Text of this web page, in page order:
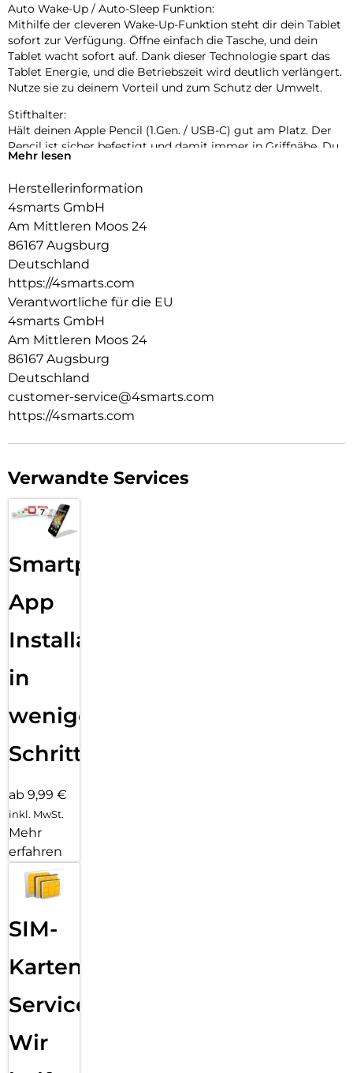
Auto Wake-Up / Auto-Sleep Funktion:
Mithilfe der cleveren Wake-Up-Funktion steht dir dein Tablet
sofort zur Verfügung. Öffne einfach die Tasche, und dein
Tablet wacht sofort auf. Dank dieser Technologie spart das
Tablet Energie, und die Betriebszeit wird deutlich verlängert.
Nutze sie zu deinem Vorteil und zum Schutz der Umwelt.
Stifthalter:
Hält deinen Apple Pencil (1.Gen. / USB-C) gut am Platz. Der
Pencil ist sicher befestigt und damit immer in Griffnähe. Du
musst nicht mehr befürchten, es zu verlieren. Darüber
Schutzklappe vor Beschädigungen und Kratzern geschützt.
Mehrstufige Standfunktion:
Geräts mit zwei Betrachtungswinkeln für den Video- und den
Tastaturmodus. Die Schreib- und Betrachtungswinkel
entsprechen den Anforderungen des täglichen Gebrauchs
und sind somit praktisch und komfortabel. Die Möglichkeit,
das Tablet zu benutzen, ohne es ständig in der Hand halten
komfortabler und ermöglicht eine bequeme Sicht auf den
Bildschirm für die Filmwiedergabe.
Mehr lesen
Herstellerinformation
4smarts GmbH
Am Mittleren Moos 24
86167 Augsburg
Deutschland
https://4smarts.com
Verantwortliche für die EU
4smarts GmbH
Am Mittleren Moos 24
86167 Augsburg
Deutschland
customer-service@4smarts.com
https://4smarts.com
Verwandte Services
Smartphone
App
Installation
in
wenigen
Schritten
ab 9,99 €
inkl. MwSt.
Mehr
erfahren
SIM-
Karten
Service:
Wir